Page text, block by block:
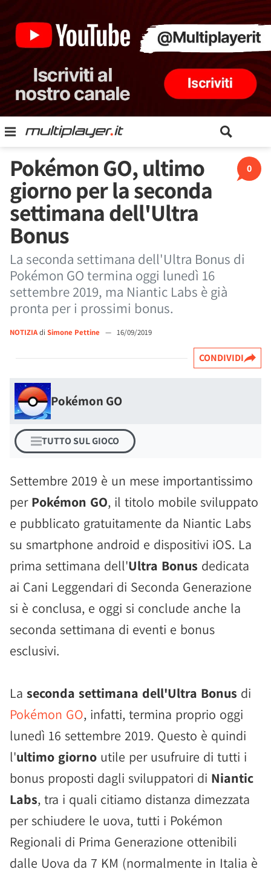
0
Pokémon GO, ultimo
giorno per la seconda
settimana dell'Ultra
Bonus
La seconda settimana dell'Ultra Bonus di
Pokémon GO termina oggi lunedì 16
settembre 2019, ma Niantic Labs è già
pronta per i prossimi bonus.
NOTIZIAdi Simone Pettine — 16/09/2019
CONDIVIDI
Pokémon GO
TUTTO SUL GIOCO
Settembre 2019 è un mese importantissimo
per Pokémon GO, il titolo mobile sviluppato
e pubblicato gratuitamente da Niantic Labs
su smartphone android e dispositivi iOS. La
prima settimana dell'Ultra Bonus dedicata
ai Cani Leggendari di Seconda Generazione
si è conclusa, e oggi si conclude anche la
seconda settimana di eventi e bonus
esclusivi.
La seconda settimana dell'Ultra Bonus di
Pokémon GO, infatti, termina proprio oggi
lunedì 16 settembre 2019. Questo è quindi
l'ultimo giorno utile per usufruire di tutti i
bonus proposti dagli sviluppatori di Niantic
Labs, tra i quali citiamo distanza dimezzata
per schiudere le uova, tutti i Pokémon
Regionali di Prima Generazione ottenibili
dalle Uova da 7 KM (normalmente in Italia è